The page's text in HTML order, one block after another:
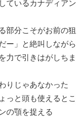
ているカナディアン
部分こそがお前の狙
ー」と絶叫しながら
力で引きはがしちま
りじゃあなかった
っと頭も使えるとこ
の顎を捉える